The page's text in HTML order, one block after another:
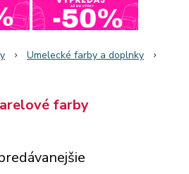
Umelecké farby a doplnky
farby